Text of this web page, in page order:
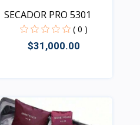
SECADOR PRO 5301
( 0 )
$31,000.00